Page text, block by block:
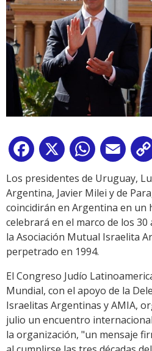
Facebook
X WhatsApp
Email
Los presidentes de Uruguay,
Argentina, Javier Milei y de
coincidirán en Argentina en un
celebrará en el marco de los
la Asociación Mutual Israelita
perpetrado en 1994.
El Congreso Judío
Mundial, con el apoyo de la
Israelitas Argentinas y AMIA,
julio un encuentro
la organización, "un mensaje